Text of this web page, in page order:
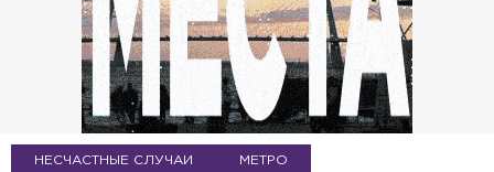
НЕСЧАСТНЫЕ СЛУЧАИ МЕТРО